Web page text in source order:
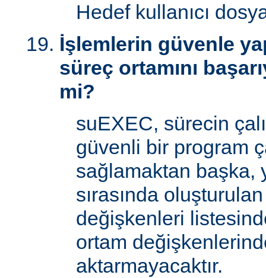
Hedef kullanıcı
İşlemlerin güvenle
süreç ortamını
mi?
suEXEC, sürecin
güvenli bir program
sağlamaktan başka,
sırasında
değişkenleri
ortam
aktarmayacaktır.